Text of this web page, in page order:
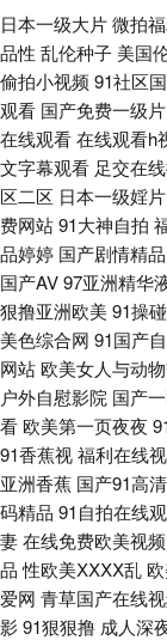
福利a在线 91福利
成人国产 九九草热
久草网 91成人的短
码福利视频 国产熟
男人天堂 超碰91久
线观看免费高清 亚
91n免费 91高潮叫床
产福利cao 精品亚洲
日韩精品无码不卡
91nAV网 91草网站
在线一区 国产一区综
日本一级大片微拍
品性 乱伦种子 美国
偷拍小视频 91社区
观看 国产免费一级片
在线观看在线观看h
文字幕观看 足交在
区二区 日本一级婬片
费网站91大神自拍
品婷婷 国产剧情精品
国产AV97亚洲精华
狠撸亚洲欧美91操
美色综合网 91国产
网站 欧美女人与动
户外自慰影院 国产
看 欧美第一页夜夜
91香蕉视福利在线
亚洲香蕉 国产91高
码精品 91自拍在线
妻在线免费欧美视频
品 性欧美ⅩⅩⅩⅩ乱
爱网 青草国产在线
影91狠狠撸 成人深